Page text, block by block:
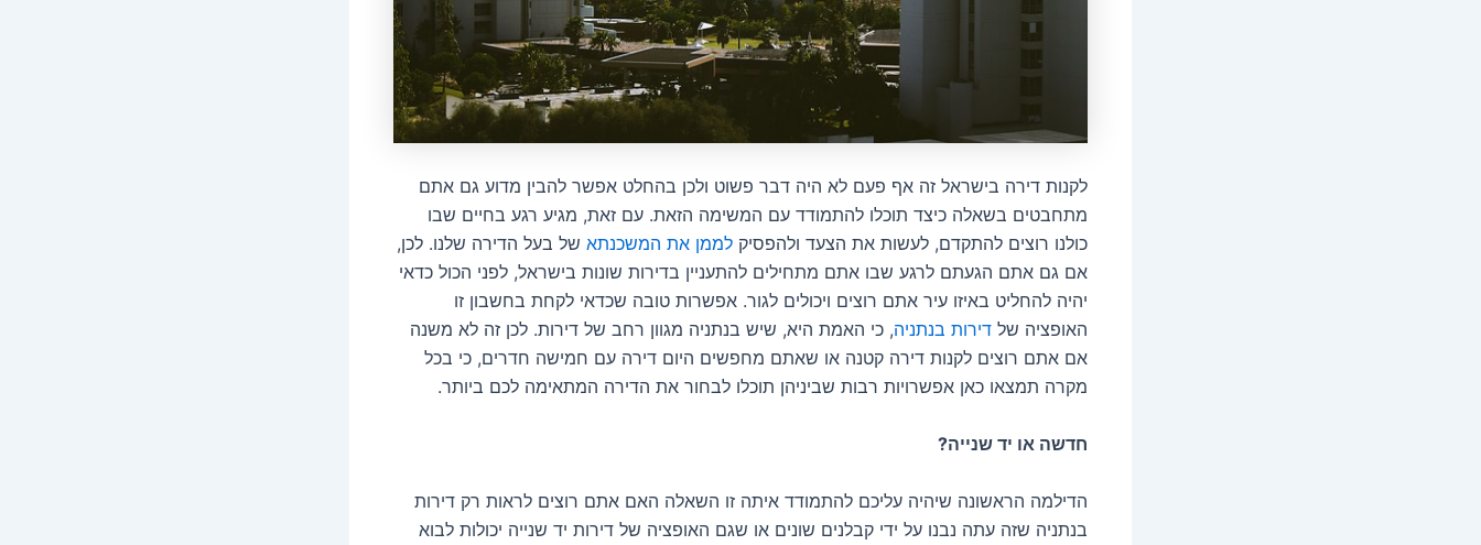
לקנות דירה בישראל זה אף פעם לא היה דבר פשוט ולכן בהחלט אפשר להבין מדוע גם אתם
מתחבטים בשאלה כיצד תוכלו להתמודד עם המשימה הזאת. עם זאת, מגיע רגע בחיים שבו
כולנו רוצים להתקדם, לעשות את הצעד ולהפסיק לממן את המשכנתא של בעל הדירה שלנו. לכן,
אם גם אתם הגעתם לרגע שבו אתם מתחילים להתעניין בדירות שונות בישראל, לפני הכול כדאי
יהיה להחליט באיזו עיר אתם רוצים ויכולים לגור. אפשרות טובה שכדאי לקחת בחשבון זו
האופציה של דירות בנתניה, כי האמת היא, שיש בנתניה מגוון רחב של דירות. לכן זה לא משנה
אם אתם רוצים לקנות דירה קטנה או שאתם מחפשים היום דירה עם חמישה חדרים, כי בכל
מקרה תמצאו כאן אפשרויות רבות שביניהן תוכלו לבחור את הדירה המתאימה לכם ביותר.
חדשה או יד שנייה?
הדילמה הראשונה שיהיה עליכם להתמודד איתה זו השאלה האם אתם רוצים לראות רק דירות
בנתניה שזה עתה נבנו על ידי קבלנים שונים או שגם האופציה של דירות יד שנייה יכולות לבוא